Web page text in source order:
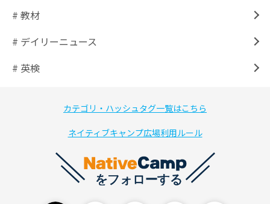
# 教材
# デイリーニュース
# 英検
カテゴリ・ハッシュタグ一覧はこちら
ネイティブキャンプ広場利用ルール